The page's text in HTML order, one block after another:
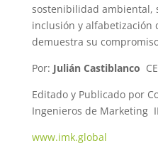
sostenibilidad ambiental,
inclusión y alfabetización
demuestra su
Por: Julián Castiblanco
Editado y Publicado por
Ingenieros de Marketing
www.imk.global